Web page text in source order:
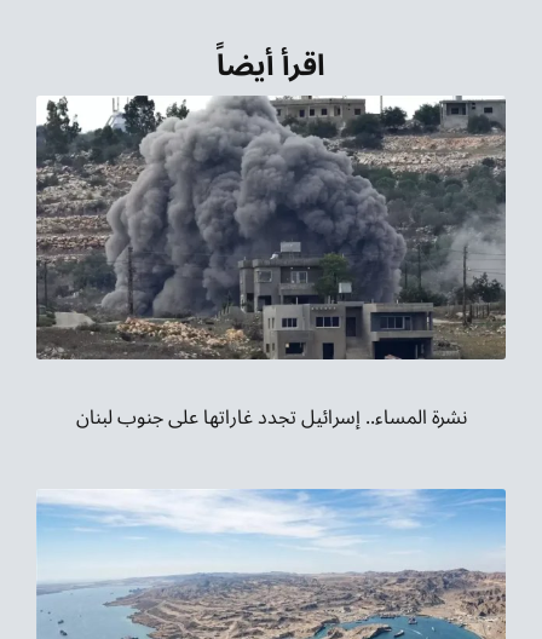
اقرأ أيضاً
نشرة المساء.. إسرائيل تجدد غاراتها على جنوب لبنان